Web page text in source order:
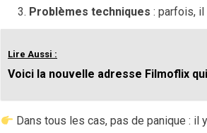
Problèmes techniques : parfois, il
Lire Aussi :
Voici la nouvelle adresse Filmoflix
Dans tous les cas, pas de panique : il